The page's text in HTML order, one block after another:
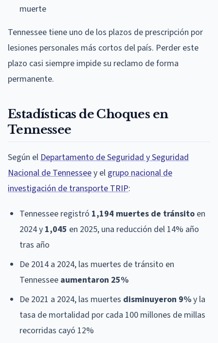
muerte
Tennessee tiene uno de los plazos de prescripción por
lesiones personales más cortos del país. Perder este
plazo casi siempre impide su reclamo de forma
permanente.
Estadísticas de Choques en
Tennessee
Según el Departamento de Seguridad y Seguridad
Nacional de Tennesseey el grupo nacional de
investigación de transporte TRIP:
Tennessee registró 1,194 muertes de tránsito en
2024 y 1,045 en 2025, una reducción del 14% año
tras año
De 2014 a 2024, las muertes de tránsito en
Tennessee aumentaron 25%
De 2021 a 2024, las muertes disminuyeron 9%y la
tasa de mortalidad por cada 100 millones de millas
recorridas cayó 12%